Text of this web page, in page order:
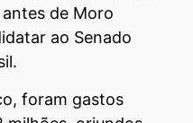
de Moro
ao Senado
foram gastos